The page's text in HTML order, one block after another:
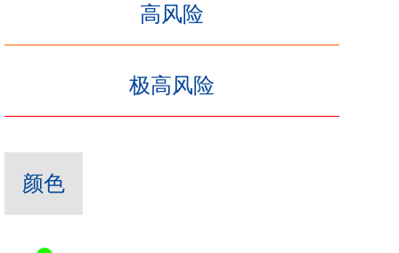
高风险
极高风险
颜色